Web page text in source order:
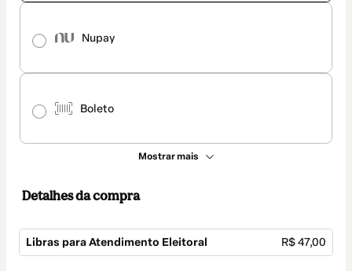
Nupay
Boleto
Mostrar mais
Detalhes da compra
Libras para Atendimento Eleitoral R$ 47,00